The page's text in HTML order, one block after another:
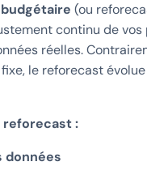
(ou
continu de vos
réelles.
le reforecast
reforecast :
données